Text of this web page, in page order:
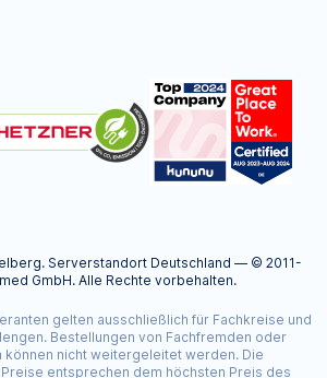
Serverstandort Deutschland — © 2011-
GmbH. Alle Rechte vorbehalten.
gelten ausschließlich für Fachkreise und
Bestellungen von Fachfremden oder
können nicht weitergeleitet werden. Die
entsprechen dem höchsten Preis des